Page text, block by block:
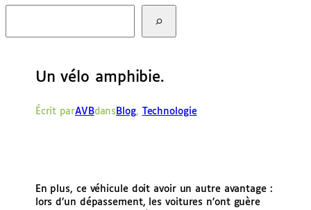
c
Un vélo amphibie.
Écrit parAVBdans Blog, Technologie
En plus, ce véhicule doit avoir un autre avantage :
lors d’un dépassement, les voitures n’ont guère